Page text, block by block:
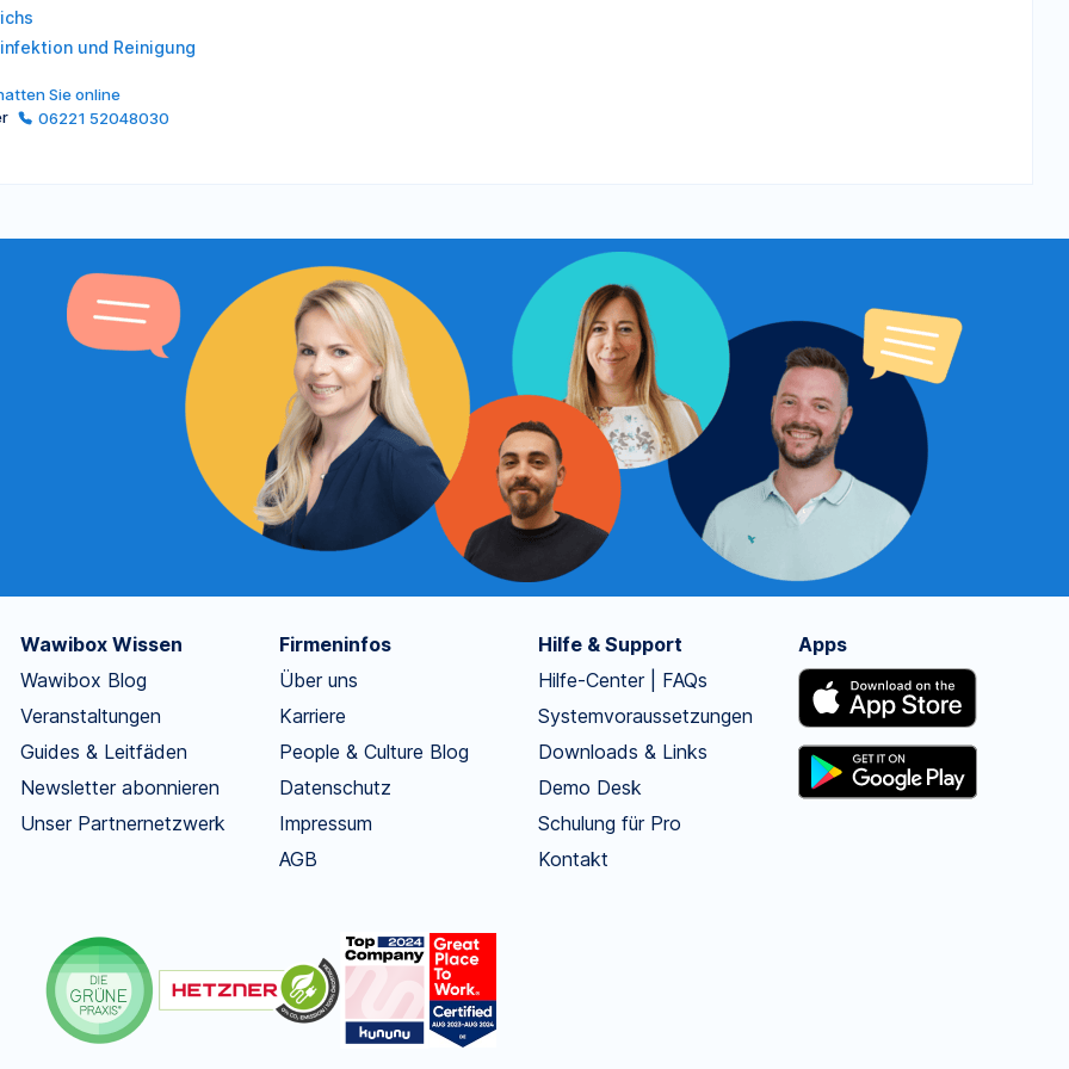
und Reinigung
Sie online
06221 52048030
Wawibox Wissen
Wawibox Blog
Veranstaltungen
Guides & Leitfäden
Newsletter abonnieren
Unser Partnernetzwerk
Firmeninfos
Über uns
Karriere
People & Culture Blog
Datenschutz
Impressum
AGB
Hilfe & Support
Hilfe-Center | FAQs
Systemvoraussetzungen
Downloads & Links
Demo Desk
Schulung für Pro
Kontakt
Apps